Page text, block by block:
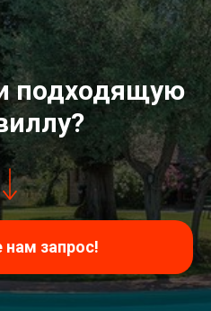
подходящую
нам запрос!